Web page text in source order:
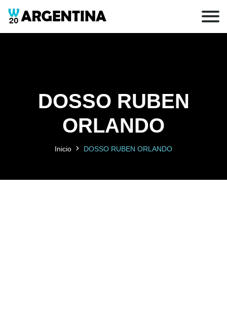
DOSSO RUBEN
ORLANDO
Inicio DOSSO RUBEN ORLANDO